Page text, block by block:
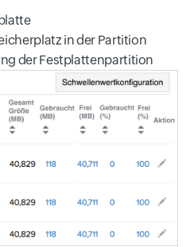
in der Partition
der Festplattenpartition